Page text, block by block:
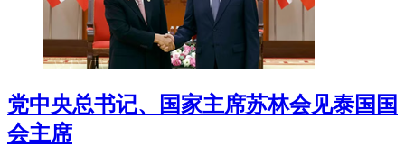
党中央总书记、国家主席苏林会见泰国国
会主席